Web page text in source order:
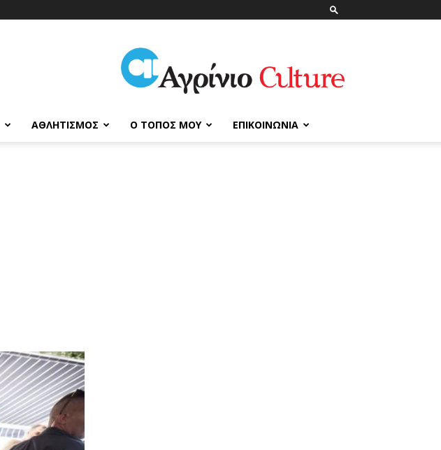
ΑγρίνιοCulture
ΑΘΛΗΤΙΣΜΌΣ Ο ΤΌΠΟΣ ΜΟΥ ΕΠΙΚΟΙΝΩΝΊΑ